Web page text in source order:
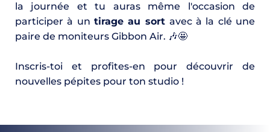
la journée et tu auras même l'occasion de
participer à un tirage au sort avec à la clé une
paire de moniteurs Gibbon Air. 🎶🤩
Inscris-toi et profites-en pour découvrir de
nouvelles pépites pour ton studio !